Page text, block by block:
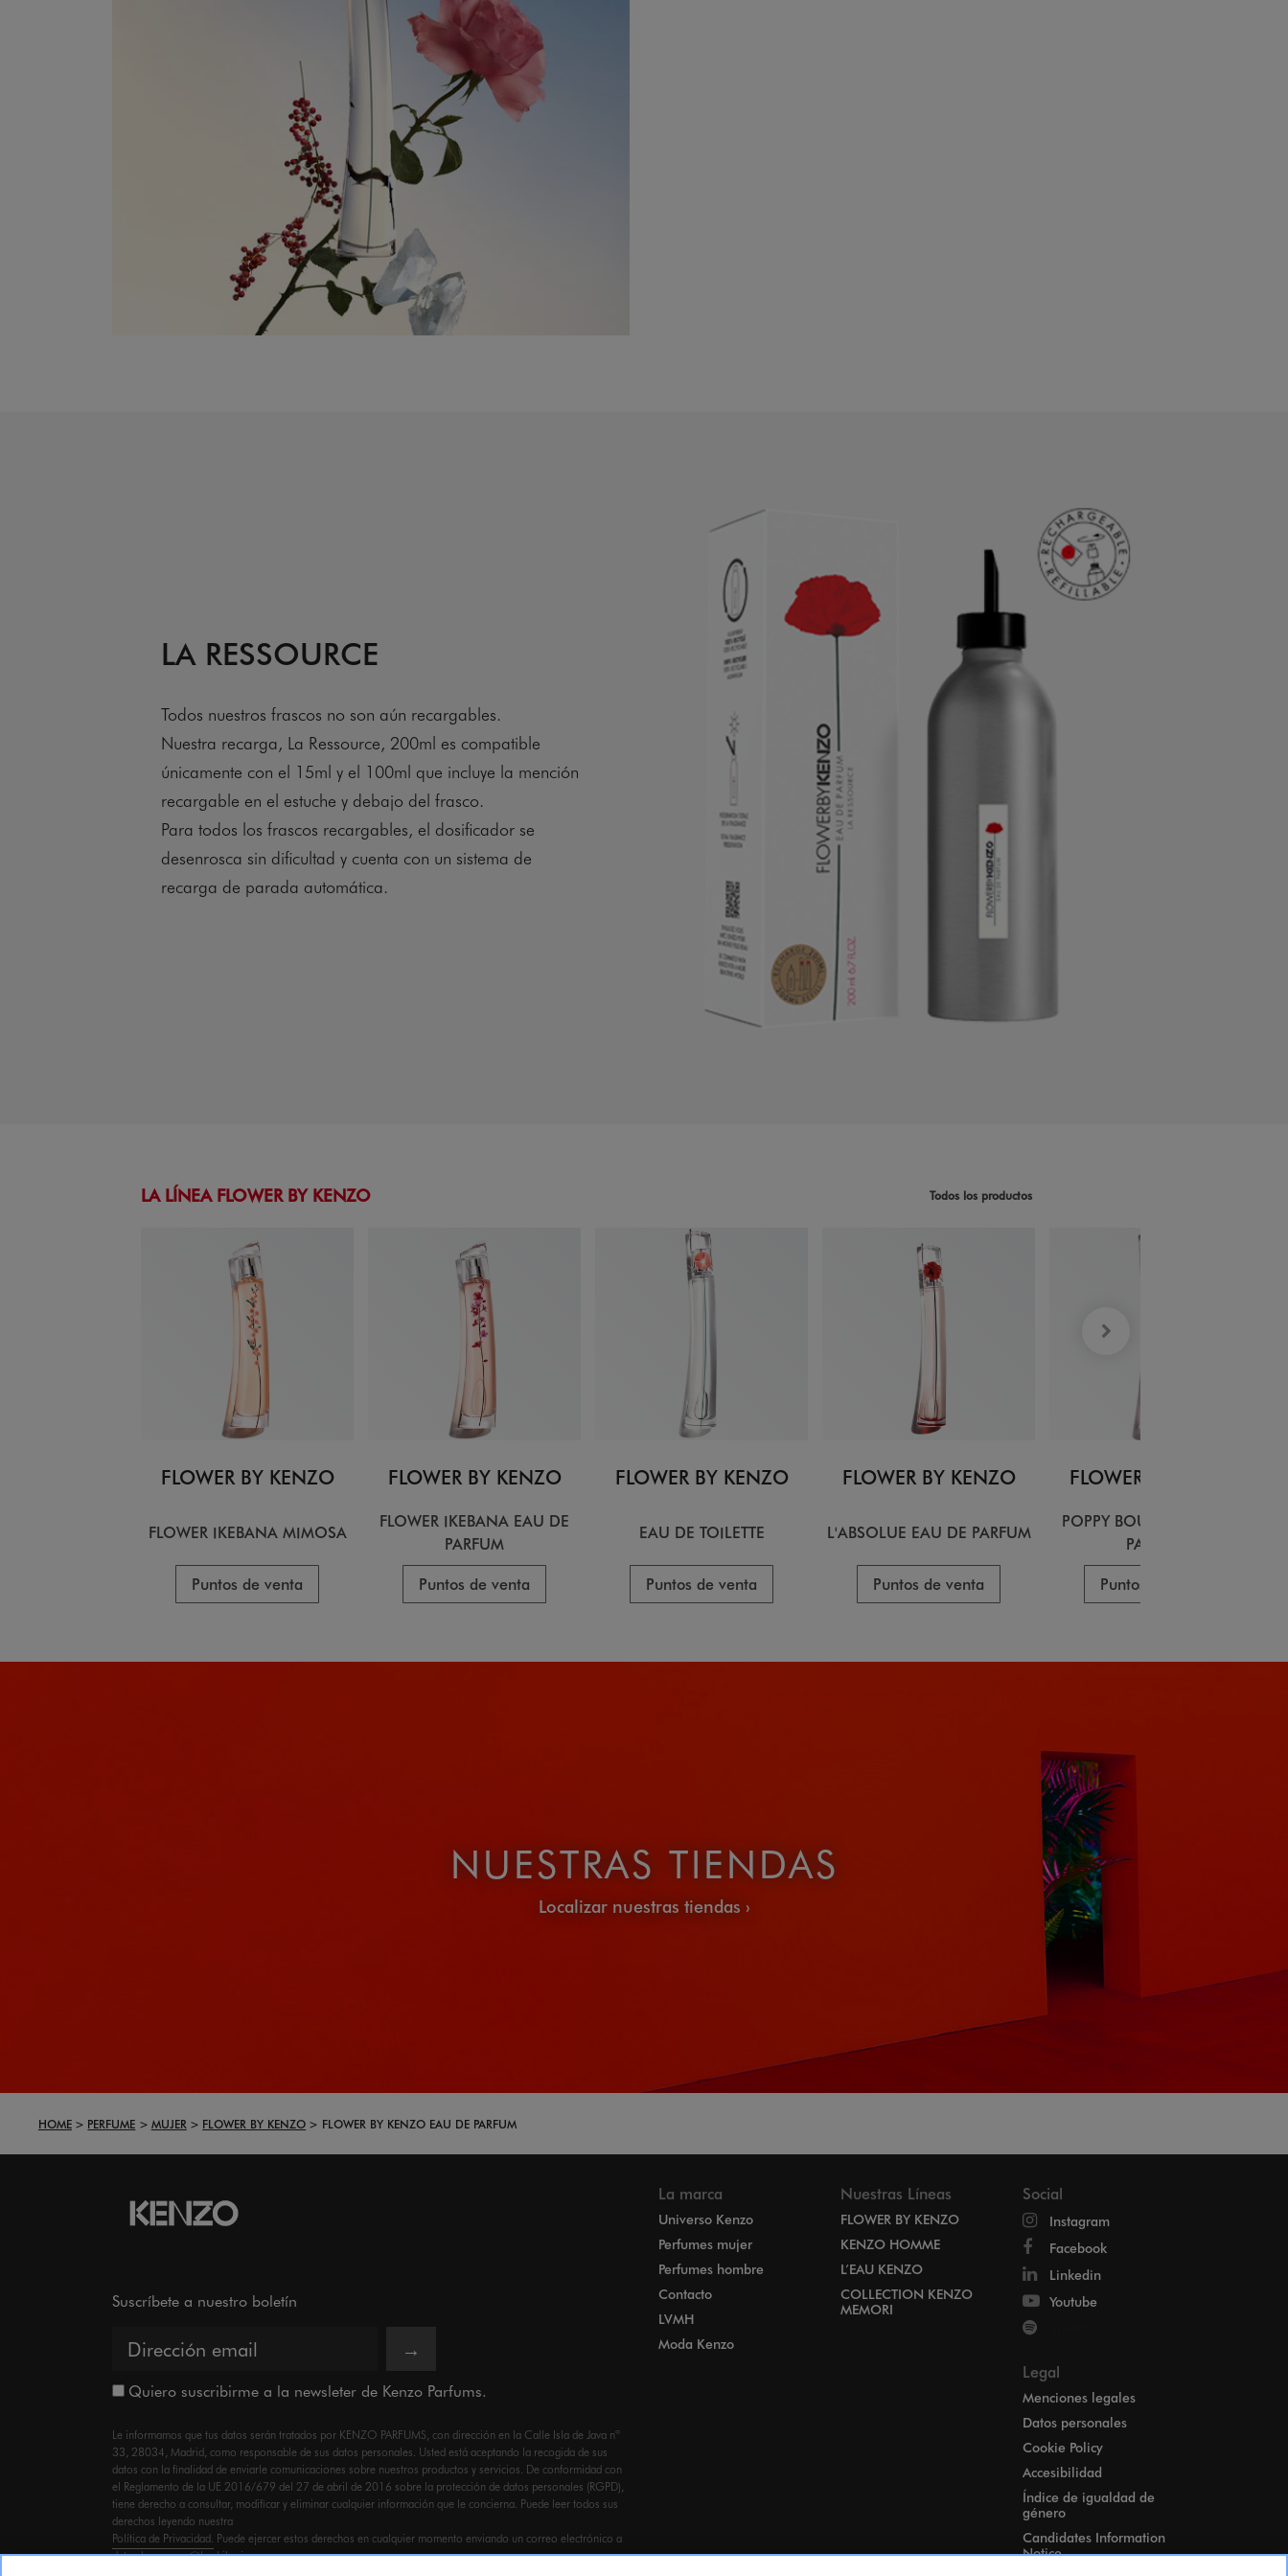
LA RESSOURCE
Todos nuestros frascos no son aún recargables.
Nuestra recarga, La Ressource, 200ml es compatible
únicamente con el 15ml y el 100ml que incluye la mención
recargable en el estuche y debajo del frasco.
Para todos los frascos recargables, el dosificador se
desenrosca sin dificultad y cuenta con un sistema de
recarga de parada automática.
LA LÍNEA FLOWER BY KENZO Todos los productos
FLOWER BY KENZO
FLOWER IKEBANA MIMOSA
Puntos de venta
FLOWER BY KENZO
FLOWER IKEBANA EAU DE
PARFUM
Puntos de venta
FLOWER BY KENZO
EAU DE TOILETTE
Puntos de venta
FLOWER BY KENZO
L'ABSOLUE EAU DE PARFUM
Puntos de venta
FLOWER BY KENZO
POPPY BOUQUET EAU DE
PARFUM
Puntos de venta
NUESTRAS TIENDAS
Localizar nuestras tiendas
HOME PERFUME MUJER FLOWER BY KENZO FLOWER BY KENZO EAU DE PARFUM
Suscríbete a nuestro boletín
→
Quiero suscribirme a la newsleter de Kenzo Parfums.
Le informamos que tus datos serán tratados por KENZO PARFUMS, con dirección en la Calle Isla de Java nº
33, 28034, Madrid, como responsable de sus datos personales. Usted está aceptando la recogida de sus
datos con la finalidad de enviarle comunicaciones sobre nuestros productos y servicios. De conformidad con
el Reglamento de la UE 2016/679 del 27 de abril de 2016 sobre la protección de datos personales (RGPD),
tiene derecho a consultar, modificar y eliminar cualquier información que le concierna. Puede leer todos sus
derechos leyendo nuestra
Política de Privacidad. Puede ejercer estos derechos en cualquier momento enviando un correo electrónico a
datos.kenzo.esp@lvmhiberia.com
La marca
Universo Kenzo
Perfumes mujer
Perfumes hombre
Contacto
LVMH
Moda Kenzo
Nuestras Líneas
FLOWER BY KENZO
KENZO HOMME
L’EAU KENZO
COLLECTION KENZO
MEMORI
Social
Instagram
Facebook
Linkedin
Youtube
Legal
Menciones legales
Datos personales
Cookie Policy
Accesibilidad
Índice de igualdad de
género
Candidates Information
Notice